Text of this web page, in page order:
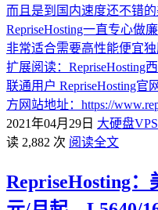
而且是到国内速度还不错
RepriseHosting一直专心做
非常适合需要高性能便宜独
扩展阅读：RepriseHosting
联通用户 RepriseHosting官
方网站地址：https://
2021年04月29日 大硬盘VPS
读 2,882 次 阅读全文
RepriseHosting：